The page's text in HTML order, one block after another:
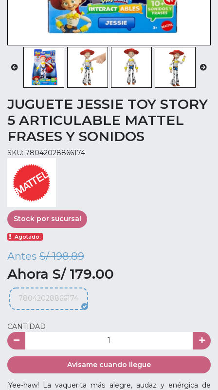
JUGUETE JESSIE TOY STORY
5 ARTICULABLE MATTEL
FRASES Y SONIDOS
SKU: 78042028866174
Stock por sucursal
Agotado.
Antes S/ 198.89
Ahora S/ 179.00
78042028866174
CANTIDAD
Avísame cuando llegue
¡Yee-haw! La vaquerita más alegre, audaz y enérgica de